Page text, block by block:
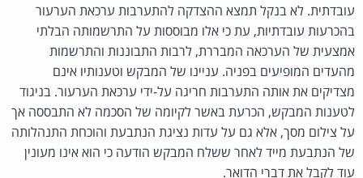
עובדתית. לא בנקל תמצא ההצדקה להתערבות ערכאת הערעור
בהכרעות עובדתיות, עת כי אלו מבוססות על התרשמותה הבלתי
אמצעית של הערכאה המבררת, לרבות התבוננות והתרשמות
מהעדים המופיעים בפניה. עניינו של המבקש וטענותיו אינם
מצדיקים את אותה התערבות חריגה על-ידי ערכאת הערעור. בניגוד
לטענות המבקש, הכרעת באשר לקיומה של הסכמה לא התבססה אך
על צילום מסך, אלא גם על עדות נציגת הנתבעת והוכחת התנהלותה
של הנתבעת מייד לאחר ששלח המבקש הודעה כי הוא אינו מעונין
עוד לקבל את דברי הדואר.